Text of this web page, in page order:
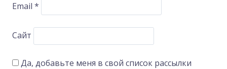
Email *
Сайт
Да, добавьте меня в свой список рассылки